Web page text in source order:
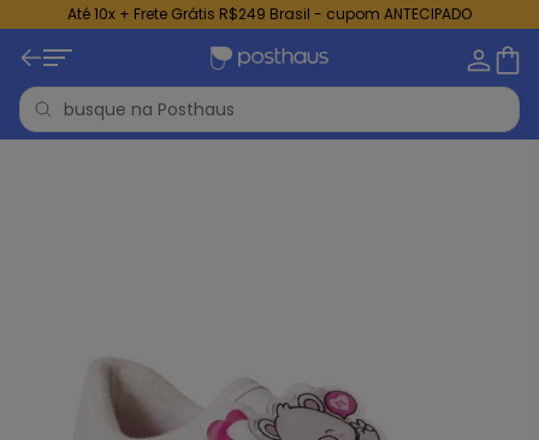
Até 10x + Frete Grátis R$249 Brasil - cupom ANTECIPADO